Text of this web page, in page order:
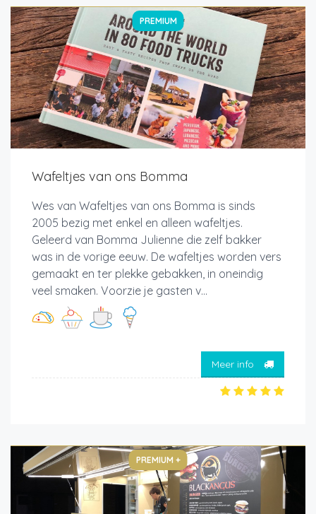
PREMIUM
Wafeltjes van ons Bomma
Wes van Wafeltjes van ons Bomma is sinds
2005 bezig met enkel en alleen wafeltjes.
Geleerd van Bomma Julienne die zelf bakker
was in de vorige eeuw. De wafeltjes worden vers
gemaakt en ter plekke gebakken, in oneindig
veel smaken. Voorzie je gasten v...
Meer info
PREMIUM +